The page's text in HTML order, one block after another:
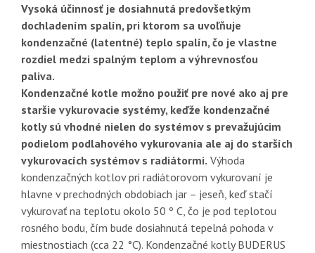
Vysoká účinnosť je dosiahnutá predovšetkým
dochladením spalín, pri ktorom sa uvoľňuje
kondenzačné (latentné) teplo spalín, čo je vlastne
rozdiel medzi spalným teplom a výhrevnosťou
paliva.
Kondenzačné kotle možno použiť pre nové ako aj pre
staršie vykurovacie systémy, keďže kondenzačné
kotly sú vhodné nielen do systémov s prevažujúcim
podielom podlahového vykurovania ale aj do starších
vykurovacích systémov s radiátormi. Výhoda
kondenzačných kotlov pri radiátorovom vykurovaní je
hlavne v prechodných obdobiach jar – jeseň, keď stačí
vykurovať na teplotu okolo 50 º C, čo je pod teplotou
rosného bodu, čím bude dosiahnutá tepelná pohoda v
miestnostiach (cca 22 °C). Kondenzačné kotly BUDERUS